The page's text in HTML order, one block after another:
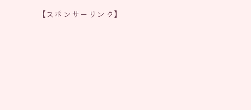
【スポンサーリンク】